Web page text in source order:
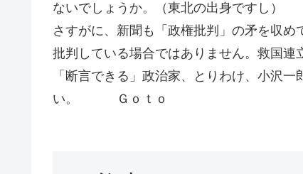
ないでしょうか。（東北の出身ですし）
さすがに、新聞も「政権批判」の矛を収
批判している場合ではありません。救国連
「断言できる」政治家、とりわけ、小沢
い。 Ｇｏｔｏ